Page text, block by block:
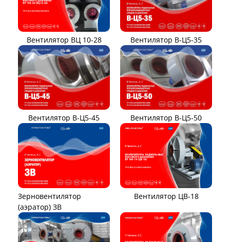
Вентилятор ВЦ 10-28 Вентилятор В-Ц5-35
Вентилятор В-Ц5-45 Вентилятор В-Ц5-50
Зерновентилятор
(аэратор) ЗВ
Вентилятор ЦВ-18